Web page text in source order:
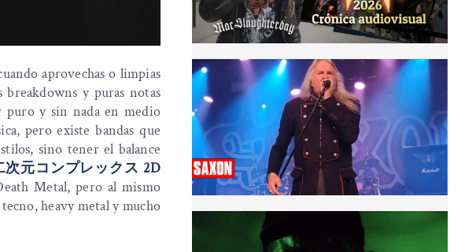
aprovechas o limpias
y puras notas
puro y sin nada en medio
pero existe bandas que
sino tener el balance
次元コンプレックス 2D
Metal, pero al mismo
heavy metal y mucho